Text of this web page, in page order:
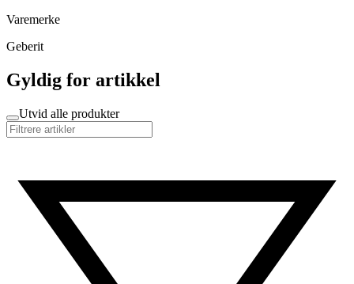
Varemerke
Geberit
Gyldig for artikkel
Utvid alle produkter